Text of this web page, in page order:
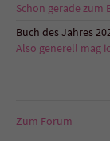
Schon gerade
Buch des Jahres
Also generell mag
Zum Forum